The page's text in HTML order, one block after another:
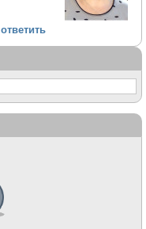
ответить